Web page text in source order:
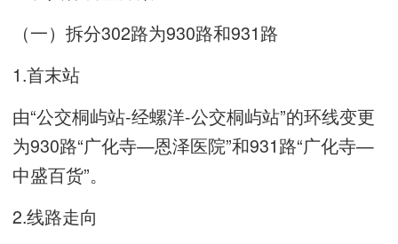
（一）拆分302路为930路和931路
1.首末站
由“公交桐屿站-经螺洋-公交桐屿站”的环线变更
为930路“广化寺—恩泽医院”和931路“广化寺—
中盛百货”。
2.线路走向